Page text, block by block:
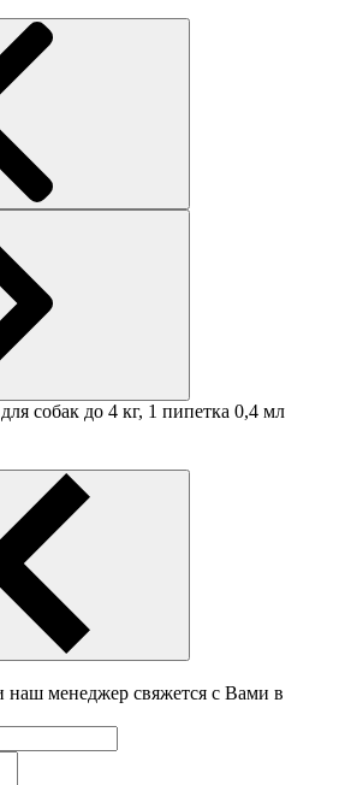
собак до 4 кг, 1 пипетка 0,4 мл
наш менеджер свяжется с Вами в